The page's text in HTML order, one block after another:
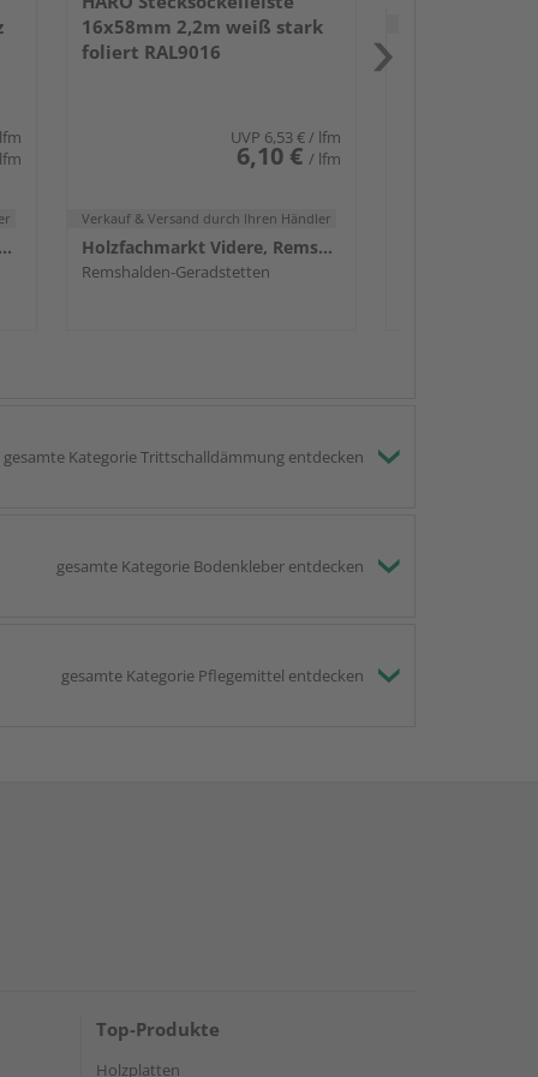
Holzfachmarkt Videre, Remshalden
16x58mm 2,2m weiß stark
foliert RAL9016
UVP 6,53 €/ lfm
6,10 € / lfm
Verkauf & Versand durch Ihren Händler
Holzfachmarkt Videre, Remshalden
Remshalden-Geradstetten
gesamte Kategorie Trittschalldämmung entdecken
gesamte Kategorie Bodenkleber entdecken
gesamte Kategorie Pflegemittel entdecken
Top-Produkte
Holzplatten